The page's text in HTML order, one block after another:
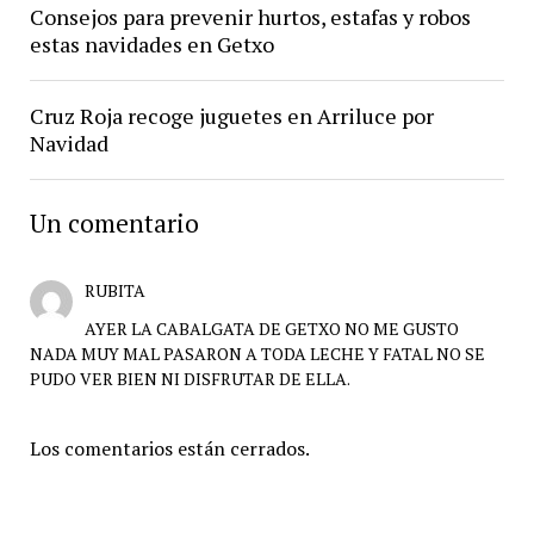
Consejos para prevenir hurtos, estafas y robos
estas navidades en Getxo
Cruz Roja recoge juguetes en Arriluce por
Navidad
Un comentario
RUBITA
AYER LA CABALGATA DE GETXO NO ME GUSTO
NADA MUY MAL PASARON A TODA LECHE Y FATAL NO SE
PUDO VER BIEN NI DISFRUTAR DE ELLA.
Los comentarios están cerrados.